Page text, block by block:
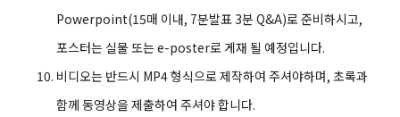
Powerpoint(15매 이내, 7분발표 3분 Q&A)로 준비하시고,
포스터는 실물 또는 e-poster로 게재 될 예정입니다.
비디오는 반드시 MP4 형식으로 제작하여 주셔야하며, 초록과
함께 동영상을 제출하여 주셔야 합니다.